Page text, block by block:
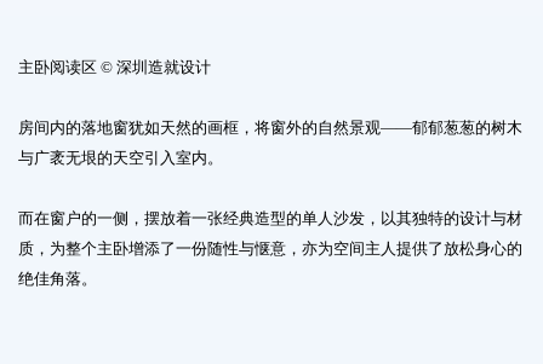
主卧阅读区 © 深圳造就设计
房间内的落地窗犹如天然的画框，将窗外的自然景观——郁郁葱葱的树木
与广袤无垠的天空引入室内。
而在窗户的一侧，摆放着一张经典造型的单人沙发，以其独特的设计与材
质，为整个主卧增添了一份随性与惬意，亦为空间主人提供了放松身心的
绝佳角落。